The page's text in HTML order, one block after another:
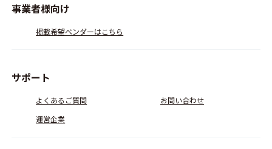
事業者様向け
掲載希望ベンダーはこちら
サポート
よくあるご質問
お問い合わせ
運営企業